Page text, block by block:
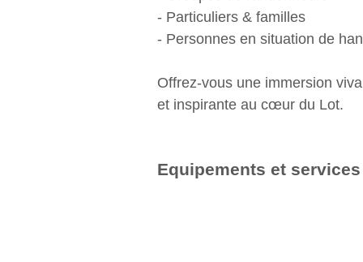
- Particuliers & familles
- Personnes en situation de
Offrez-vous une immersion
et inspirante au cœur du Lot.
Equipements et services